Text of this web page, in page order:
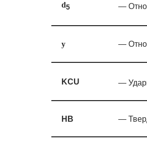
d5 —
y —
KCU —
HB —